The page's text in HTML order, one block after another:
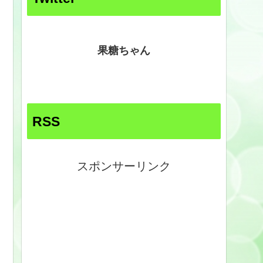
果糖ちゃん
RSS
スポンサーリンク